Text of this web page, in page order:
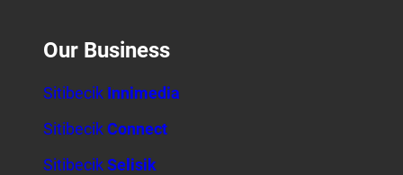
Our Business
Sitibecik Innimedia
Sitibecik Connect
Sitibecik Selisik